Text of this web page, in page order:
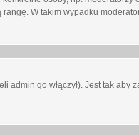
W takim wypadku
go włączył). Jest tak aby